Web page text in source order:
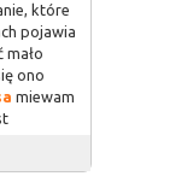
które
pojawia
mało
ono
miewam